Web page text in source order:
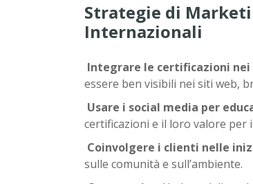
Strategie di
Internazionali
Integrare le certificazioni
essere ben visibili nei siti web,
Usare i social media per
certificazioni e il loro valore per
Coinvolgere i clienti nelle
sulle comunità e sull’ambiente.